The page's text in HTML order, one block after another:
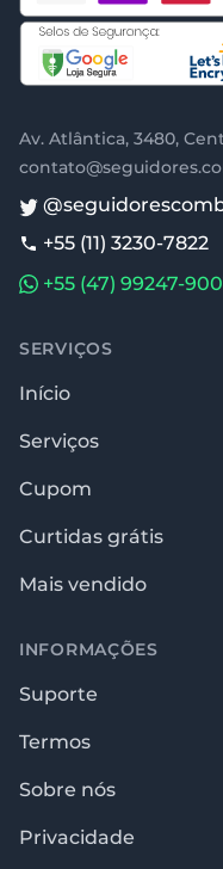
Av. Atlântica, 3480,
+55 (11) 3230-7822
+55 (47) 99247-
SERVIÇOS
Início
Serviços
Cupom
Curtidas grátis
Mais vendido
INFORMAÇÕES
Suporte
Termos
Sobre nós
Privacidade